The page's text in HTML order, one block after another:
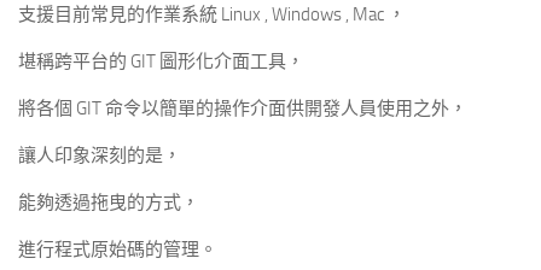
支援目前常見的作業系統 Linux , Windows , Mac ，
堪稱跨平台的 GIT 圖形化介面工具，
將各個 GIT 命令以簡單的操作介面供開發人員使用之外，
讓人印象深刻的是，
能夠透過拖曳的方式，
進行程式原始碼的管理。